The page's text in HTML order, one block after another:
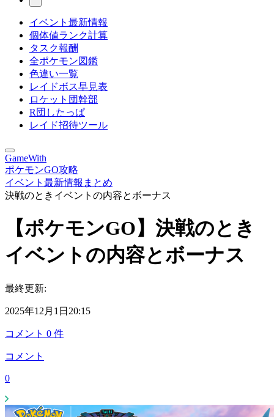
イベント最新情報
個体値ランク計算
タスク報酬
全ポケモン図鑑
色違い一覧
レイドボス早見表
ロケット団幹部
R団したっぱ
レイド招待ツール
GameWith
ポケモンGO攻略
イベント最新情報まとめ
決戦のときイベントの内容とボーナス
【ポケモンGO】決戦のとき
イベントの内容とボーナス
最終更新:
2025年12月1日20:15
コメント 0 件
コメント
0